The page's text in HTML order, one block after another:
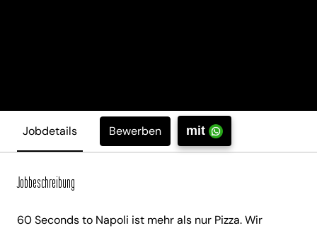
Jobdetails Bewerben mit
Jobbeschreibung
60 Seconds to Napoli ist mehr als nur Pizza. Wir